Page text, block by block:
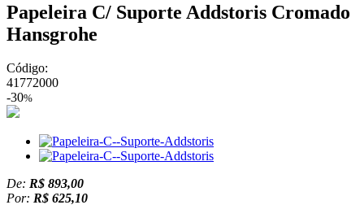
Papeleira C/ Suporte Addstoris Cromado
Hansgrohe
Código:
41772000
-30%
De: R$ 893,00
Por: R$ 625,10